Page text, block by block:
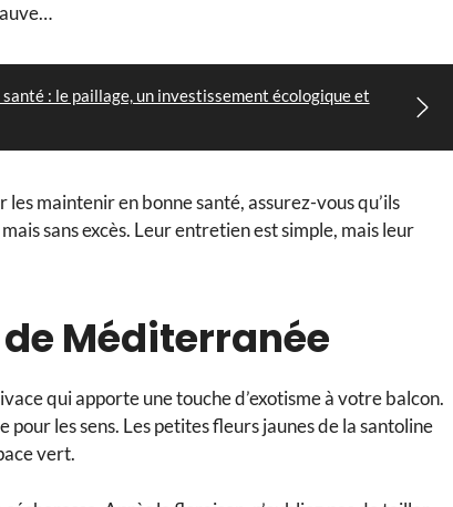
: le paillage, un investissement écologique et
maintenir en bonne santé, assurez-vous qu’ils
sans excès. Leur entretien est simple, mais leur
Méditerranée
qui apporte une touche d’exotisme à votre balcon.
les sens. Les petites fleurs jaunes de la santoline
vert.